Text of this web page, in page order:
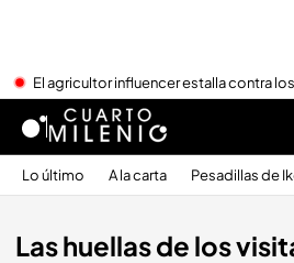
El agricultor influencer estalla contra
Lo último A la carta Pesadillas de
Las huellas de los